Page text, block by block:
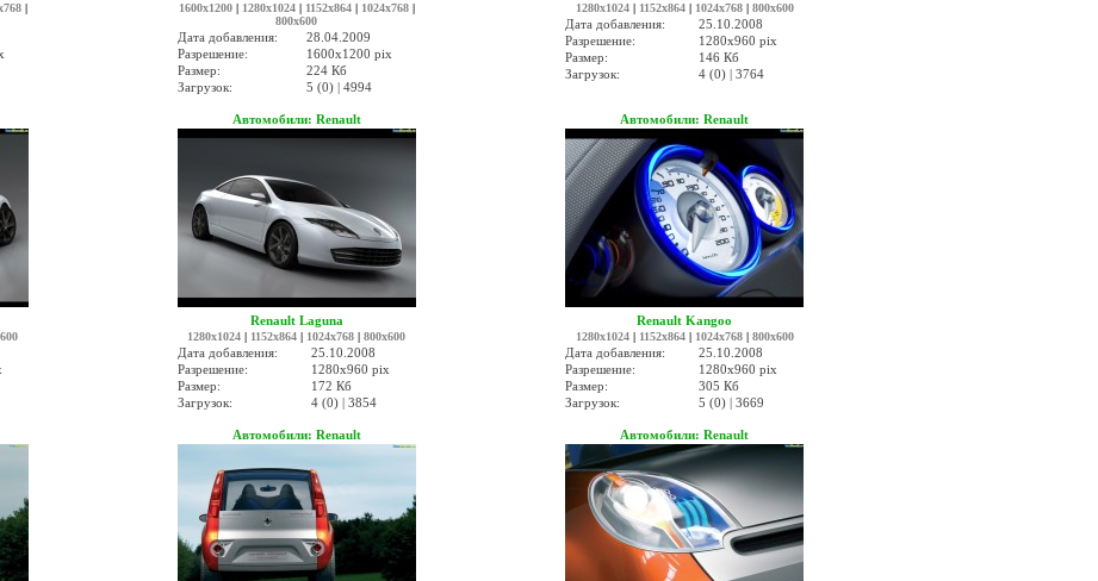
|
1600x1200| 1280x1024| 1152x864| 1024x768|
800x600
Дата добавления:
28.04.2009
Разрешение:
1600x1200 pix
Размер:
224 Кб
Загрузок:
5 (0) | 4994
1280x1024| 1152x864| 1024x768| 800x600
Дата добавления:
25.10.2008
Разрешение:
1280x960 pix
Размер:
146 Кб
Загрузок:
4 (0) | 3764
Автомобили: Renault
Renault Laguna
1280x1024 | 1152x864 | 1024x768 | 800x600
Дата добавления:
25.10.2008
Разрешение:
1280x960 pix
Размер:
172 Кб
Загрузок:
4 (0) | 3854
Автомобили: Renault
Renault Kangoo
1280x1024| 1152x864| 1024x768| 800x600
Дата добавления:
25.10.2008
Разрешение:
1280x960 pix
Размер:
305 Кб
Загрузок:
5 (0) | 3669
Автомобили: Renault Автомобили: Renault